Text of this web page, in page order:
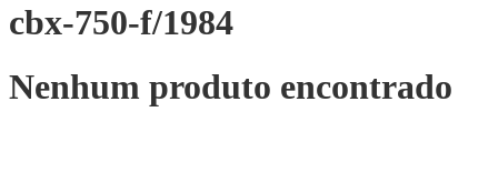
cbx-750-f/1984
Nenhum produto encontrado